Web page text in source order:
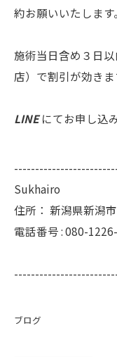
約お願いいたします。
施術当日含め３日
店）で割引が効きま
LINEにてお申し込
Sukhairo
住所： 新潟県新潟
電話番号 :080-
ブログ